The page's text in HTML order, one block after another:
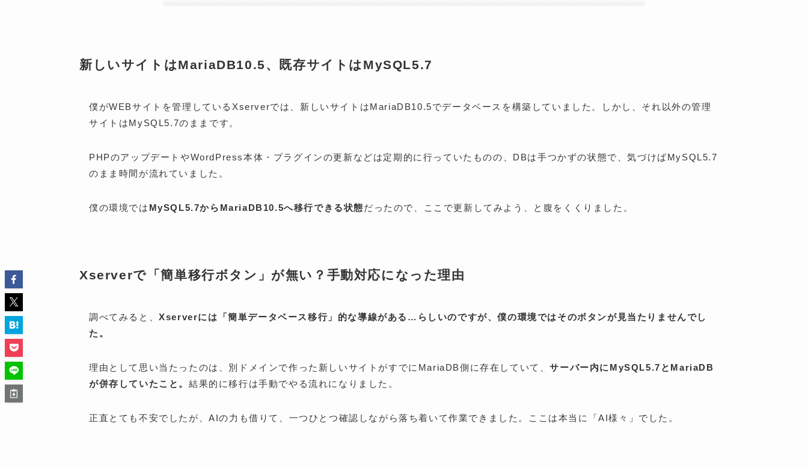
新しいサイトはMariaDB10.5、既存サイトはMySQL5.7
僕がWEBサイトを管理しているXserverでは、新しいサイトはMariaDB10.5でデータベースを構築していました。しかし、それ以外の管理
サイトはMySQL5.7のままです。
PHPのアップデートやWordPress本体・プラグインの更新などは定期的に行っていたものの、DBは手つかずの状態で、気づけばMySQL5.7
のまま時間が流れていました。
僕の環境では MySQL5.7からMariaDB10.5へ移行できる状態だったので、ここで更新してみよう、と腹をくくりました。
Xserverで「簡単移行ボタン」が無い？手動対応になった理由
調べてみると、Xserverには「簡単データベース移行」的な導線がある…らしいのですが、僕の環境ではそのボタンが見当たりませんでし
た。
理由として思い当たったのは、別ドメインで作った新しいサイトがすでにMariaDB側に存在していて、サーバー内にMySQL5.7とMariaDB
が併存していたこと。 結果的に移行は手動でやる流れになりました。
正直とても不安でしたが、AIの力も借りて、一つひとつ確認しながら落ち着いて作業できました。ここは本当に「AI様々」でした。